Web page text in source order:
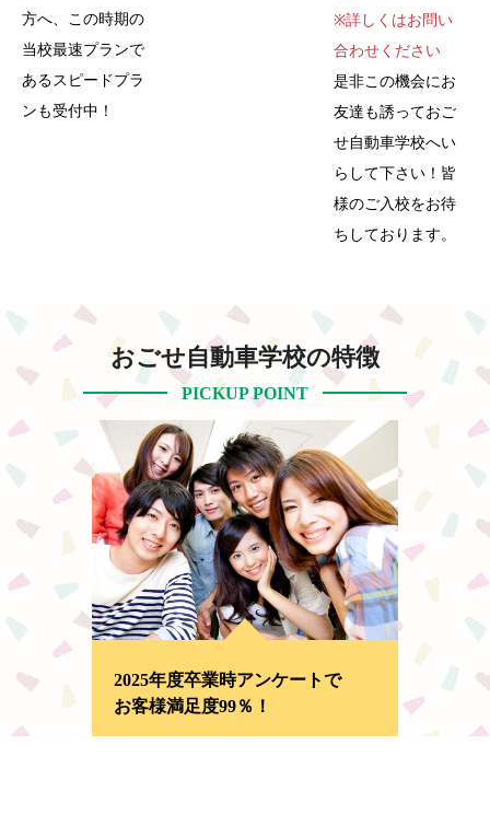
方へ、この時期の
当校最速プランで
あるスピードプラ
ンも受付中！
※詳しくはお問い
合わせください
是非この機会にお
友達も誘っておご
せ自動車学校へい
らして下さい！皆
様のご入校をお待
ちしております。
おごせ自動車学校の特徴
PICKUP POINT
2025年度卒業時アンケートで
お客様満足度99％！